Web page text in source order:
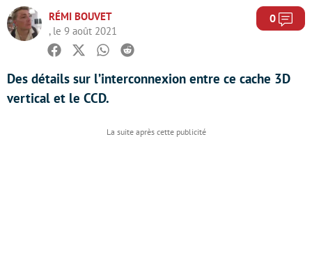
RÉMI BOUVET
, le 9 août 2021
0
Facebook
TwitterWhatsapp
Reddit
Des détails sur l’interconnexion entre ce cache 3D
vertical et le CCD.